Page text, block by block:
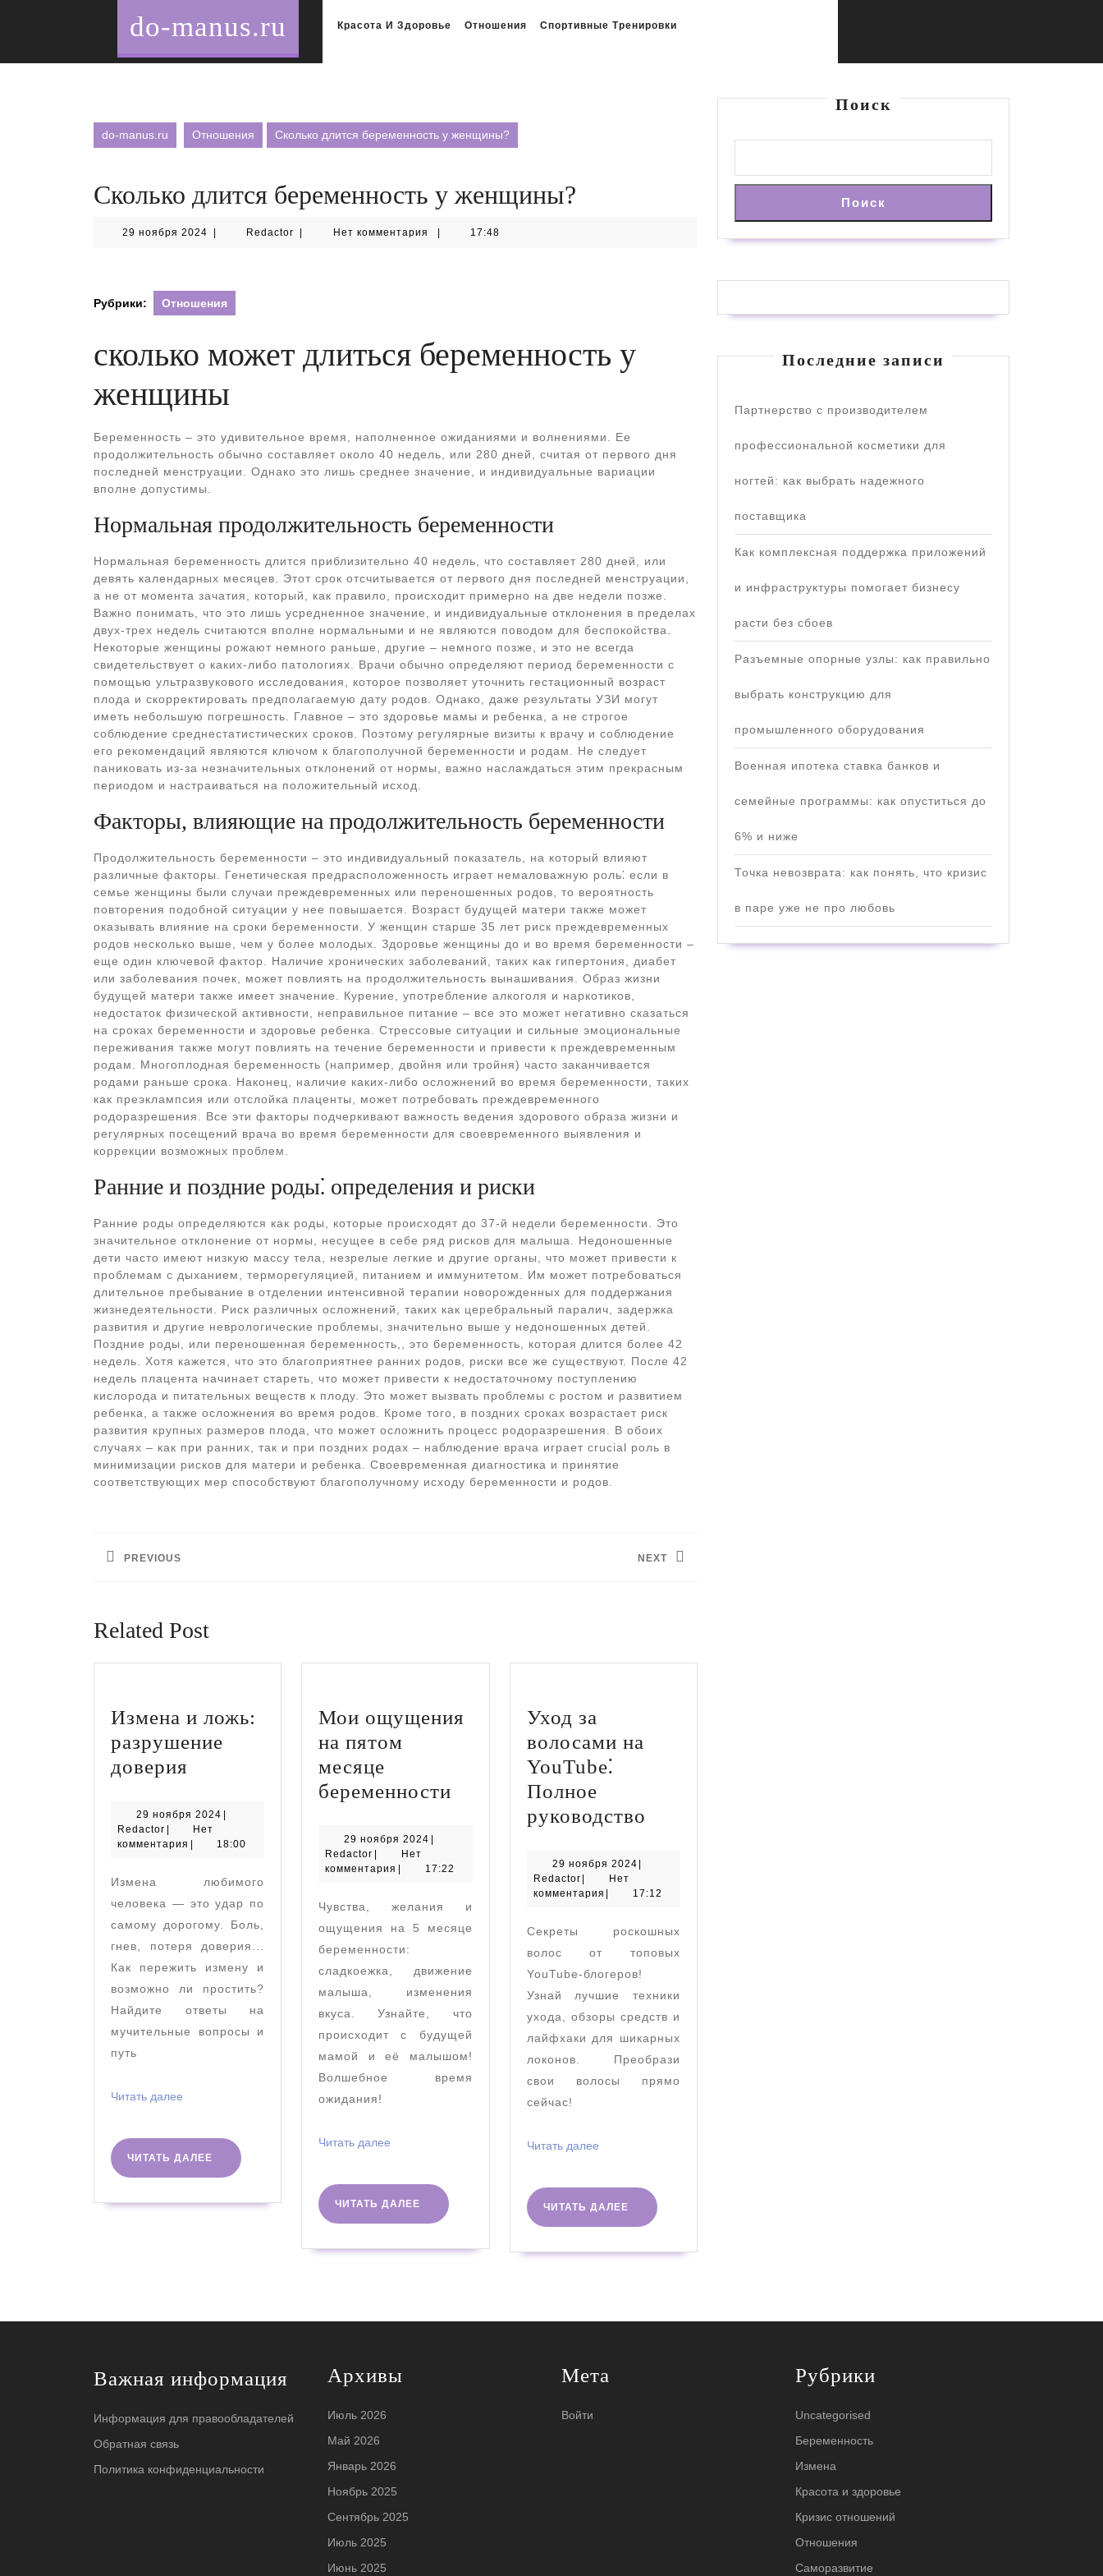
do-manus.ru Красота И Здоровье Отношения Спортивные Тренировки
do-manus.ru Отношения Сколько длится беременность у женщины?
Сколько длится беременность у женщины?
29 ноября 2024 29
Redactor RedactorНет комментария 17:48
Рубрики: Отношения
сколько может длиться беременность у
женщины
Беременность – это удивительное время, наполненное ожиданиями и волнениями. Ее
продолжительность обычно составляет около 40 недель, или 280 дней, считая от первого дня
последней менструации. Однако это лишь среднее значение, и индивидуальные вариации
вполне допустимы.
Нормальная продолжительность беременности
Нормальная беременность длится приблизительно 40 недель, что составляет 280 дней, или
девять календарных месяцев. Этот срок отсчитывается от первого дня последней менструации,
а не от момента зачатия, который, как правило, происходит примерно на две недели позже.
Важно понимать, что это лишь усредненное значение, и индивидуальные отклонения в пределах
двух-трех недель считаются вполне нормальными и не являются поводом для беспокойства.
Некоторые женщины рожают немного раньше, другие – немного позже, и это не всегда
свидетельствует о каких-либо патологиях. Врачи обычно определяют период беременности с
помощью ультразвукового исследования, которое позволяет уточнить гестационный возраст
плода и скорректировать предполагаемую дату родов. Однако, даже результаты УЗИ могут
иметь небольшую погрешность. Главное – это здоровье мамы и ребенка, а не строгое
соблюдение среднестатистических сроков. Поэтому регулярные визиты к врачу и соблюдение
его рекомендаций являются ключом к благополучной беременности и родам. Не следует
паниковать из-за незначительных отклонений от нормы, важно наслаждаться этим прекрасным
периодом и настраиваться на положительный исход.
Факторы, влияющие на продолжительность беременности
Продолжительность беременности – это индивидуальный показатель, на который влияют
различные факторы. Генетическая предрасположенность играет немаловажную роль⁚ если в
семье женщины были случаи преждевременных или переношенных родов, то вероятность
повторения подобной ситуации у нее повышается. Возраст будущей матери также может
оказывать влияние на сроки беременности. У женщин старше 35 лет риск преждевременных
родов несколько выше, чем у более молодых. Здоровье женщины до и во время беременности –
еще один ключевой фактор. Наличие хронических заболеваний, таких как гипертония, диабет
или заболевания почек, может повлиять на продолжительность вынашивания. Образ жизни
будущей матери также имеет значение. Курение, употребление алкоголя и наркотиков,
недостаток физической активности, неправильное питание – все это может негативно сказаться
на сроках беременности и здоровье ребенка. Стрессовые ситуации и сильные эмоциональные
переживания также могут повлиять на течение беременности и привести к преждевременным
родам. Многоплодная беременность (например, двойня или тройня) часто заканчивается
родами раньше срока. Наконец, наличие каких-либо осложнений во время беременности, таких
как преэклампсия или отслойка плаценты, может потребовать преждевременного
родоразрешения. Все эти факторы подчеркивают важность ведения здорового образа жизни и
регулярных посещений врача во время беременности для своевременного выявления и
коррекции возможных проблем.
Ранние и поздние роды⁚ определения и риски
Ранние роды определяются как роды, которые происходят до 37-й недели беременности. Это
значительное отклонение от нормы, несущее в себе ряд рисков для малыша. Недоношенные
дети часто имеют низкую массу тела, незрелые легкие и другие органы, что может привести к
проблемам с дыханием, терморегуляцией, питанием и иммунитетом. Им может потребоваться
длительное пребывание в отделении интенсивной терапии новорожденных для поддержания
жизнедеятельности. Риск различных осложнений, таких как церебральный паралич, задержка
развития и другие неврологические проблемы, значительно выше у недоношенных детей.
Поздние роды, или переношенная беременность,, это беременность, которая длится более 42
недель. Хотя кажется, что это благоприятнее ранних родов, риски все же существуют. После 42
недель плацента начинает стареть, что может привести к недостаточному поступлению
кислорода и питательных веществ к плоду. Это может вызвать проблемы с ростом и развитием
ребенка, а также осложнения во время родов. Кроме того, в поздних сроках возрастает риск
развития крупных размеров плода, что может осложнить процесс родоразрешения. В обоих
случаях – как при ранних, так и при поздних родах – наблюдение врача играет crucial роль в
минимизации рисков для матери и ребенка. Своевременная диагностика и принятие
соответствующих мер способствуют благополучному исходу беременности и родов.
по
PREVIOUS NEXT
Related Post
Измена и ложь:
разрушение
доверия
ложь:
разрушение
29 ноября 2024 29
2024
Redactor Redactor
Нет
комментария
18:00
Измена любимого
человека — это удар по
самому дорогому. Боль,
гнев, потеря доверия...
Как пережить измену и
возможно ли простить?
Найдите ответы на
мучительные вопросы и
путь
Читать далее
ЧИТАТЬ ДАЛЕЕ
ЧИТАТЬ
ДАЛЕЕ
Мои ощущения
на пятом
месяце
беременности
ощущения
пятом
беременности
29 ноября 2024 29
2024
Redactor Redactor
Нет
комментария
17:22
Чувства, желания и
ощущения на 5 месяце
беременности:
сладкоежка, движение
малыша, изменения
вкуса. Узнайте, что
происходит с будущей
мамой и её малышом!
Волшебное время
ожидания!
Читать далее
ЧИТАТЬ ДАЛЕЕ
ЧИТАТЬ
ДАЛЕЕ
Уход за
волосами на
YouTube⁚
Полное
руководство
на
Полное
руководство
29 ноября 202429
2024
RedactorRedactor
Нет
комментария
17:12
Секреты роскошных
волос от топовых
YouTube-блогеров!
Узнай лучшие техники
ухода, обзоры средств и
лайфхаки для шикарных
локонов. Преобрази
свои волосы прямо
сейчас!
Читать далееЧитать
ЧИТАТЬ ДАЛЕЕ
ЧИТАТЬ
ДАЛЕЕ
Поиск
Поиск
Последние записи
Партнерство с производителем
профессиональной косметики для
ногтей: как выбрать надежного
поставщика
Как комплексная поддержка приложений
и инфраструктуры помогает бизнесу
расти без сбоев
Разъемные опорные узлы: как правильно
выбрать конструкцию для
промышленного оборудования
Военная ипотека ставка банков и
семейные программы: как опуститься до
6% и ниже
Точка невозврата: как понять, что кризис
в паре уже не про любовь
Важная информация
Информация для правообладателей
Обратная связь
Политика конфиденциальности
Архивы
Июль 2026
Май 2026
Январь 2026
Ноябрь 2025
Сентябрь 2025
Июль 2025
Июнь 2025
Мета
Войти
Рубрики
Uncategorised
Беременность
Измена
Красота и здоровье
Кризис отношений
Отношения
Саморазвитие